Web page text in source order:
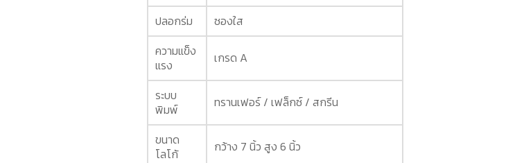
ปลอกร่ม
ซองใส
ความแข็ง
แรง
เกรด A
ระบบ
พิมพ์
ทรานเฟอร์ / เฟล็กซ์ / สกรีน
ขนาด
โลโก้
กว้าง 7 นิ้ว สูง 6 นิ้ว